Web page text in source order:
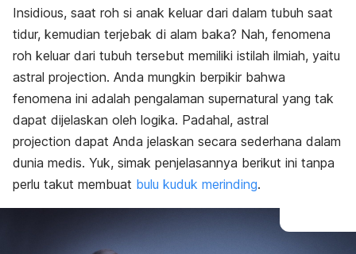
Insidious, saat roh si anak keluar dari dalam tubuh saat
tidur, kemudian terjebak di alam baka? Nah, fenomena
roh keluar dari tubuh tersebut memiliki istilah ilmiah, yaitu
astral projection. Anda mungkin berpikir bahwa
fenomena ini adalah pengalaman supernatural yang tak
dapat dijelaskan oleh logika. Padahal, astral
projection dapat Anda jelaskan secara sederhana dalam
dunia medis. Yuk, simak penjelasannya berikut ini tanpa
perlu takut membuat bulu kuduk merinding.